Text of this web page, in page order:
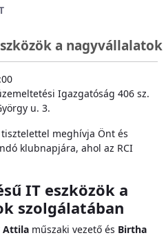
a
Igazgatóság 406 sz.
u. 3.
tisztelettel meghívja Önt és
klubnapjára, ahol az RCI
IT eszközök a
szolgálatában
Attila műszaki vezető és Birtha